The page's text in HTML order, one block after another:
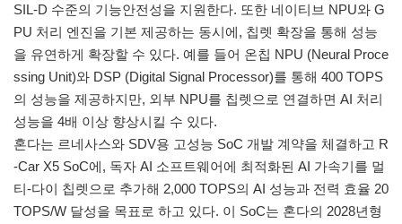
SIL-D 수준의 기능안전성을 지원한다. 또한 네이티브 NPU와 G
PU 처리 엔진을 기본 제공하는 동시에, 칩렛 확장을 통해 성능
을 유연하게 확장할 수 있다. 예를 들어 온칩 NPU (Neural Proce
ssing Unit)와 DSP (Digital Signal Processor)를 통해 400 TOPS
의 성능을 제공하지만, 외부 NPU를 칩렛으로 연결하면 AI 처리
성능을 4배 이상 향상시킬 수 있다.
혼다는 르네사스와 SDV용 고성능 SoC 개발 계약을 체결하고 R
-Car X5 SoC에, 독자 AI 소프트웨어에 최적화된 AI 가속기를 멀
티-다이 칩렛으로 추가해 2,000 TOPS의 AI 성능과 전력 효율 20
TOPS/W 달성을 목표로 하고 있다. 이 SoC는 혼다의 2028년형